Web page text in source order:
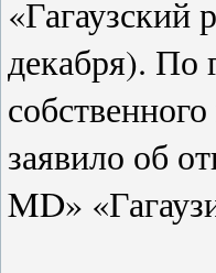
«Гагаузский
декабря). По
заявило об
MD»